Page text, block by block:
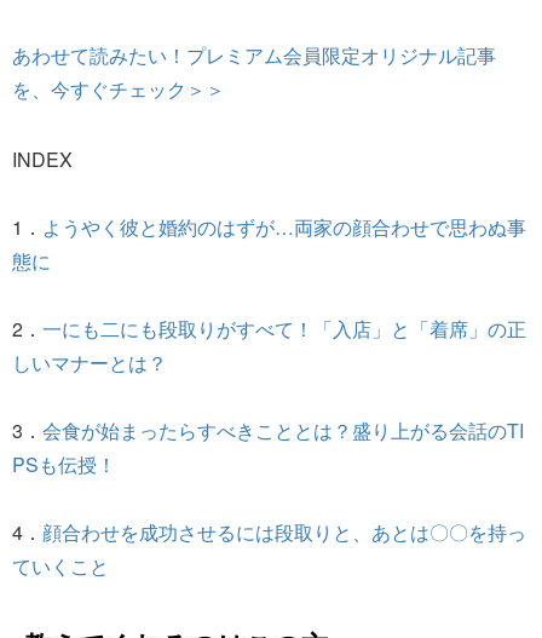
あわせて読みたい！プレミアム会員限定オリジナル記事
を、今すぐチェック＞＞
INDEX
1． ようやく彼と婚約のはずが…両家の顔合わせで思わぬ事
態に
2． 一にも二にも段取りがすべて！「入店」と「着席」の正
しいマナーとは？
3． 会食が始まったらすべきこととは？盛り上がる会話のTI
PSも伝授！
4． 顔合わせを成功させるには段取りと、あとは〇〇を持っ
ていくこと